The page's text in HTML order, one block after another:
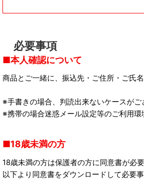
必要事項
本人確認について
商品とご一緒に、振込先・ご住所・ご氏
※手書きの場合、判読出来ないケースが
※携帯の場合迷惑メール設定等のご利用
18歳未満の方
18歳未満の方は保護者の方に同意書が必要
以下より同意書をダウンロードして必要